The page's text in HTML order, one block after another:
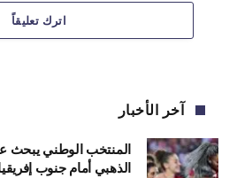
اترك تعليقاً
آخر الأخبار
المنتخب الوطني يبحث
الذهبي أمام جنوب